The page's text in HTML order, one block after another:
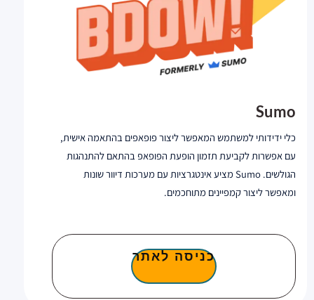
Sumo
כלי ידידותי למשתמש המאפשר ליצור פופאפים בהתאמה אישית,
עם אפשרות לקביעת תזמון הופעת הפופאפ בהתאם להתנהגות
הגולשים. Sumo מציע אינטגרציות עם מערכות דיוור שונות
ומאפשר ליצור קמפיינים מתוחכמים.
כניסה לאתר